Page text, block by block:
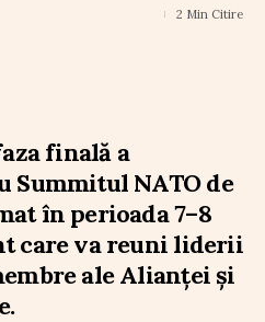
2 Min Citire
finală a
NATO de
în perioada 7–8
care va reuni liderii
ale Alianței și